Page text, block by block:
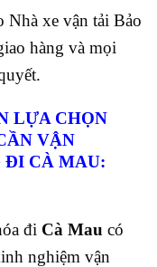
Nhà xe vận tải Bảo
hàng và mọi
LỰA CHỌN
VẬN
ĐI CÀ MAU:
đi Cà Mau có
nghiệm vận